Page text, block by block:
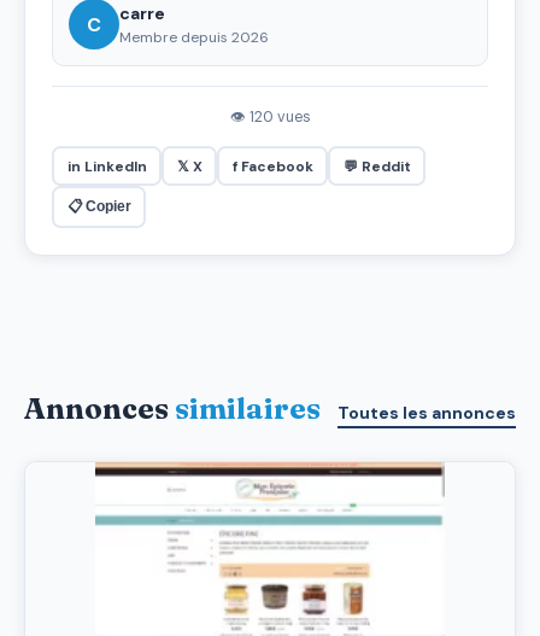
C carre
Membre depuis 2026
👁 120 vues
in LinkedIn 𝕏 X f Facebook 💬 Reddit
📋 Copier
Annonces similaires Toutes les annonces